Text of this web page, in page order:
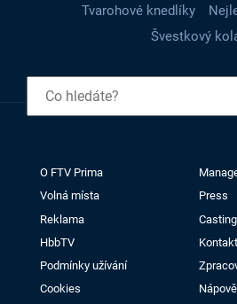
Tvarohové knedlíky
Švestkový
O FTV Prima
Volná místa
Press
Reklama
HbbTV
Podmínky užívání
Cookies